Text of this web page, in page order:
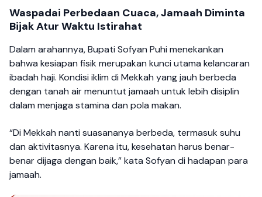
Waspadai Perbedaan Cuaca, Jamaah Diminta
Bijak Atur Waktu Istirahat
Dalam arahannya, Bupati Sofyan Puhi menekankan
bahwa kesiapan fisik merupakan kunci utama kelancaran
ibadah haji. Kondisi iklim di Mekkah yang jauh berbeda
dengan tanah air menuntut jamaah untuk lebih disiplin
dalam menjaga stamina dan pola makan.
“Di Mekkah nanti suasananya berbeda, termasuk suhu
dan aktivitasnya. Karena itu, kesehatan harus benar-
benar dijaga dengan baik,” kata Sofyan di hadapan para
jamaah.